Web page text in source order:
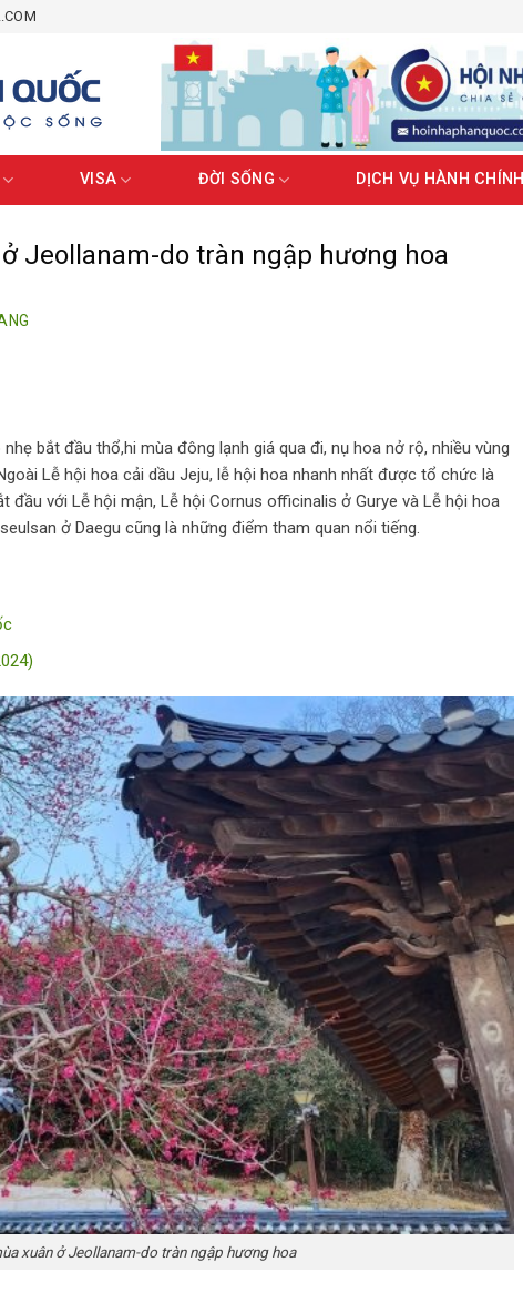
VISA ĐỜI SỐNG DỊCH VỤ HÀNH CHÍNH
Jeollanam-do tràn ngập hương hoa
bắt đầu thổ,hi mùa đông lạnh giá qua đi, nụ hoa nở rộ, nhiều vùng
Lễ hội hoa cải dầu Jeju, lễ hội hoa nhanh nhất được tổ chức là
đầu với Lễ hội mận, Lễ hội Cornus officinalis ở Gurye và Lễ hội hoa
ở Daegu cũng là những điểm tham quan nổi tiếng.
xuân ở Jeollanam-do tràn ngập hương hoa